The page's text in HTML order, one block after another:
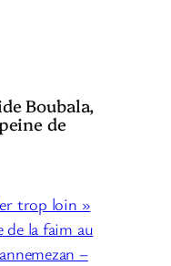
Boubala,
de
trop loin »
de la faim au
–